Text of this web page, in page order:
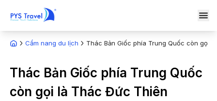
Cẩm nang du lịch Thác Bản Giốc phía Trung Quốc còn gọi
Thác Bản Giốc phía Trung Quốc
còn gọi là Thác Đức Thiên